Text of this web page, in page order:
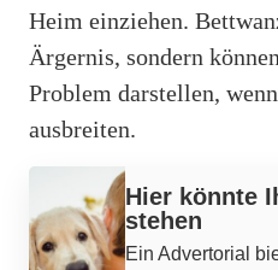
Heim einziehen.
Ärgernis, sondern
Problem darstellen,
ausbreiten.
Hier könnte
stehen
Ein Advertorial